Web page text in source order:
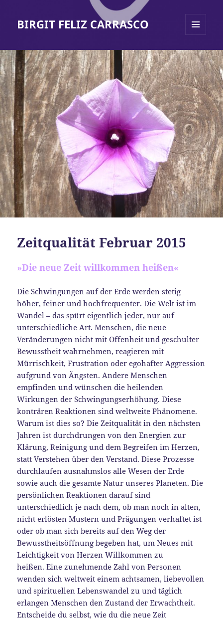
BIRGIT FELIZ CARRASCO
WIDGETS
Zeitqualität Februar 2015
»Die neue Zeit willkommen heißen«
Die Schwingungen auf der Erde werden stetig
höher, feiner und hochfrequenter. Die Welt ist im
Wandel – das spürt eigentlich jeder, nur auf
unterschiedliche Art. Menschen, die neue
Veränderungen nicht mit Offenheit und geschulter
Bewusstheit wahrnehmen, reagieren mit
Mürrischkeit, Frustration oder egohafter Aggression
aufgrund von Ängsten. Andere Menschen
empfinden und wünschen die heilenden
Wirkungen der Schwingungserhöhung. Diese
konträren Reaktionen sind weltweite Phänomene.
Warum ist dies so? Die Zeitqualität in den nächsten
Jahren ist durchdrungen von den Energien zur
Klärung, Reinigung und dem Begreifen im Herzen,
statt Verstehen über den Verstand. Diese Prozesse
durchlaufen ausnahmslos alle Wesen der Erde
sowie auch die gesamte Natur unseres Planeten. Die
persönlichen Reaktionen darauf sind
unterschiedlich je nach dem, ob man noch in alten,
nicht erlösten Mustern und Prägungen verhaftet ist
oder ob man sich bereits auf den Weg der
Bewusstheitsöffnung begeben hat, um Neues mit
Leichtigkeit von Herzen Willkommen zu
heißen. Eine zunehmende Zahl von Personen
wenden sich weltweit einem achtsamen, liebevollen
und spirituellen Lebenswandel zu und täglich
erlangen Menschen den Zustand der Erwachtheit.
Entscheide du selbst, wie du die neue Zeit